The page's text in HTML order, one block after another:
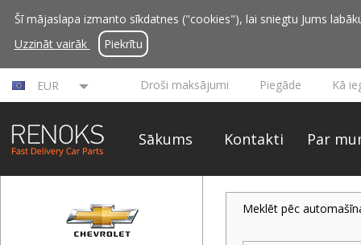
Šī mājaslapa izmanto sīkdatnes ("cookies"), lai sniegtu Jums
Uzzināt vairāk
Piekrītu
EUR Droši maksājumi Piegāde Kā
Sākums Kontakti Par
Meklēt pēc